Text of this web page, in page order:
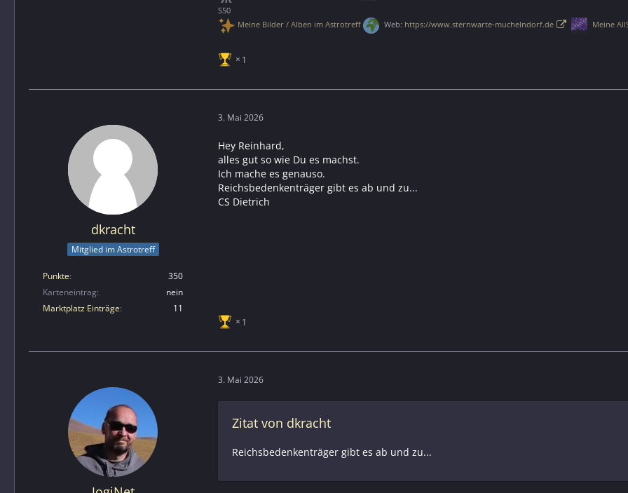
S50
Meine Bilder / Alben im Astrotreff
Web: https://www.sternwarte-muchelndorf.de Meine
1
dkracht
Mitglied im Astrotreff
Punkte
350
Karteneintrag
nein
Marktplatz Einträge
11
3. Mai 2026
Hey Reinhard,
alles gut so wie Du es machst.
Ich mache es genauso.
Reichsbedenkenträger gibt es ab und zu...
CS Dietrich
1
3. Mai 2026
Zitat von dkracht
Reichsbedenkenträger gibt es ab und zu...